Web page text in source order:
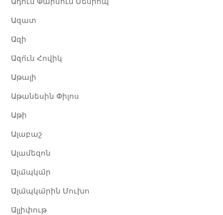
Ազատ
Ա̈զի
Ա̈զո̈ւն Հովիկ
Աթալի
Աթանեսին Փիլոս
Աթի​
Ալաբաշ
Ալամեզոն
Ա̈լա̈պկա̈ր
Ա̈լա̈պկա̈րին Մուխո
Ա̈լլիփութ